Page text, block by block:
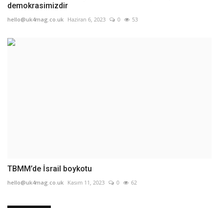
demokrasimizdir
hello@uk4mag.co.uk Haziran 6, 2023 0 53
TBMM’de İsrail boykotu
hello@uk4mag.co.uk Kasım 11, 2023 0 62